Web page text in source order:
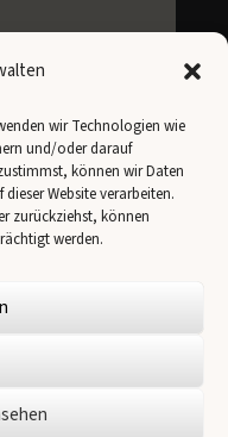
wir Technologien wie
und/oder darauf
können wir Daten
Website verarbeiten.
zurückziehst, können
werden.
anBrevogemäß unserer